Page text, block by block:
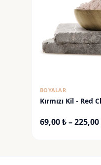
BOYALAR
Kırmızı Kil - Red
69,00₺–225,00